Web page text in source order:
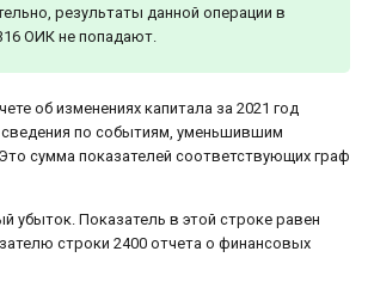
результаты данной операции в
ОИК не попадают.
об изменениях капитала за 2021 год
по событиям, уменьшившим
сумма показателей соответствующих граф
убыток. Показатель в этой строке равен
строки 2400 отчета о финансовых